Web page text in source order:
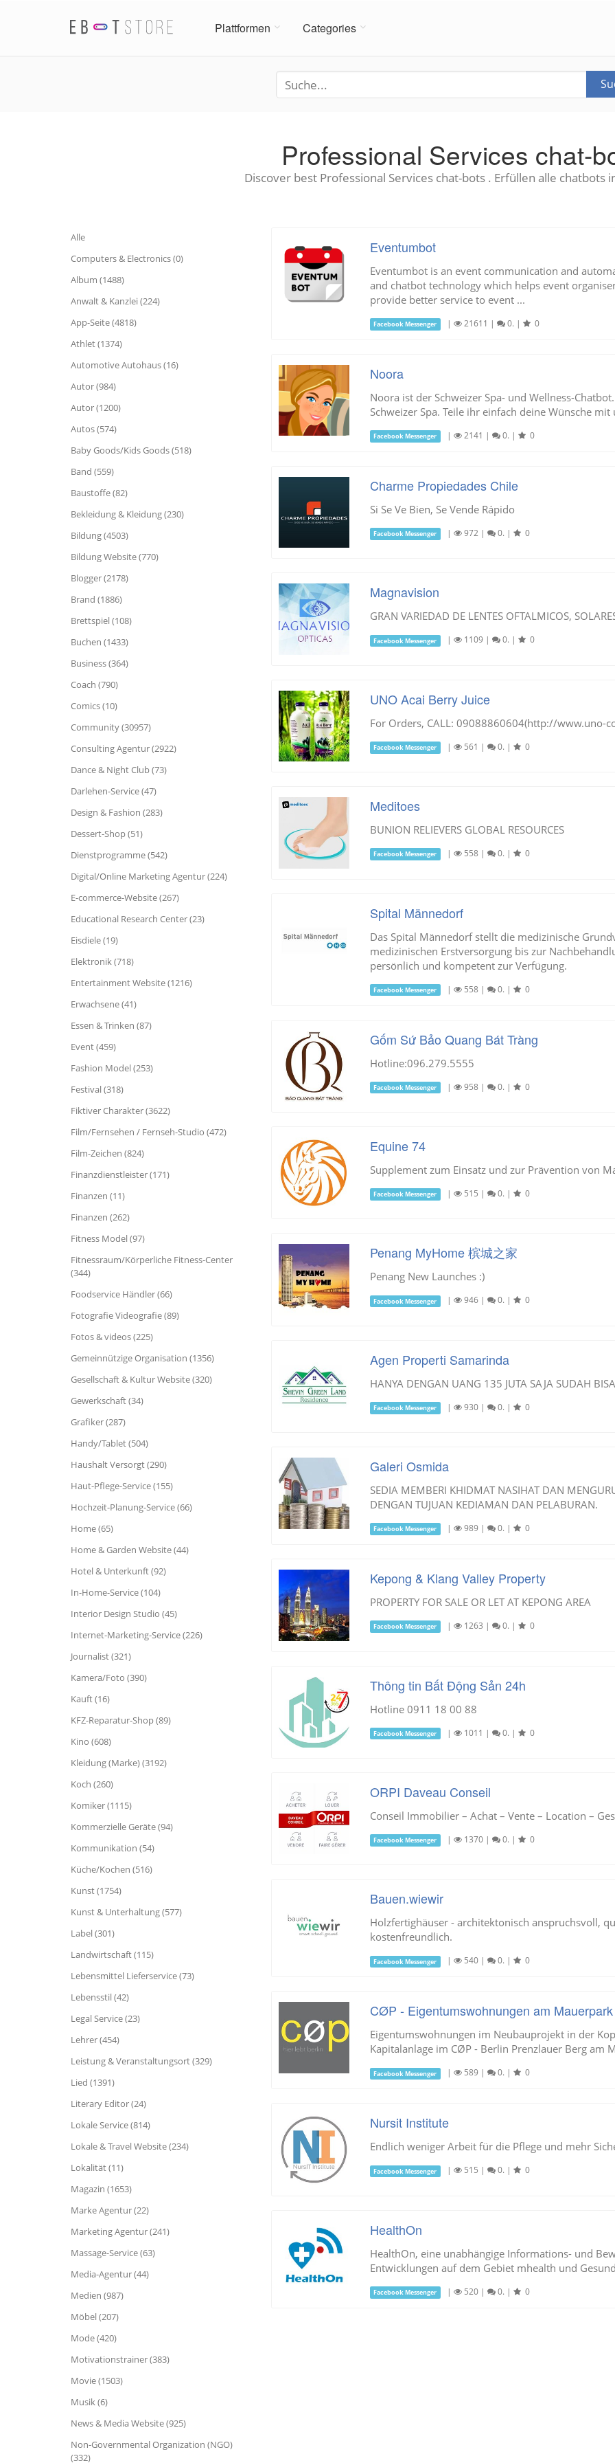
Plattformen Categories
Professional Services chat-
Discover best Professional Services chat-bots . Erfüllen alle chatbots
Alle
Computers & Electronics (0)
Album (1488)
Anwalt & Kanzlei (224)
App-Seite (4818)
Athlet (1374)
Automotive Autohaus (16)
Autor (984)
Autor (1200)
Autos (574)
Baby Goods/Kids Goods (518)
Band (559)
Baustoffe (82)
Bekleidung & Kleidung (230)
Bildung (4503)
Bildung Website (770)
Blogger (2178)
Brand (1886)
Brettspiel (108)
Buchen (1433)
Business (364)
Coach (790)
Comics (10)
Community (30957)
Consulting Agentur (2922)
Dance & Night Club (73)
Darlehen-Service (47)
Design & Fashion (283)
Dessert-Shop (51)
Dienstprogramme (542)
Digital/Online Marketing Agentur (224)
E-commerce-Website (267)
Educational Research Center (23)
Eisdiele (19)
Elektronik (718)
Entertainment Website (1216)
Erwachsene (41)
Essen & Trinken (87)
Event (459)
Fashion Model (253)
Festival (318)
Fiktiver Charakter (3622)
Film/Fernsehen / Fernseh-Studio (472)
Film-Zeichen (824)
Finanzdienstleister (171)
Finanzen (11)
Finanzen (262)
Fitness Model (97)
Fitnessraum/Körperliche Fitness-Center
(344)
Foodservice Händler (66)
Fotografie Videografie (89)
Fotos & videos (225)
Gemeinnützige Organisation (1356)
Gesellschaft & Kultur Website (320)
Gewerkschaft (34)
Grafiker (287)
Handy/Tablet (504)
Haushalt Versorgt (290)
Haut-Pflege-Service (155)
Hochzeit-Planung-Service (66)
Home (65)
Home & Garden Website (44)
Hotel & Unterkunft (92)
In-Home-Service (104)
Interior Design Studio (45)
Internet-Marketing-Service (226)
Journalist (321)
Kamera/Foto (390)
Kauft (16)
KFZ-Reparatur-Shop (89)
Kino (608)
Kleidung (Marke) (3192)
Koch (260)
Komiker (1115)
Kommerzielle Geräte (94)
Kommunikation (54)
Küche/Kochen (516)
Kunst (1754)
Kunst & Unterhaltung (577)
Label (301)
Landwirtschaft (115)
Lebensmittel Lieferservice (73)
Lebensstil (42)
Legal Service (23)
Lehrer (454)
Leistung & Veranstaltungsort (329)
Lied (1391)
Literary Editor (24)
Lokale Service (814)
Lokale & Travel Website (234)
Lokalität (11)
Magazin (1653)
Marke Agentur (22)
Marketing Agentur (241)
Massage-Service (63)
Media-Agentur (44)
Medien (987)
Möbel (207)
Mode (420)
Motivationstrainer (383)
Movie (1503)
Musik (6)
News & Media Website (925)
Non-Governmental Organization (NGO)
(332)
Eventumbot
Eventumbot is an event communication and
and chatbot technology which helps event
provide better service to event ...
Facebook Messenger | 21611 | 0. | 0
Noora
Noora ist der Schweizer Spa- und Wellness-
Schweizer Spa. Teile ihr einfach deine Wünsche
Facebook Messenger | 2141 | 0. | 0
Charme Propiedades Chile
Si Se Ve Bien, Se Vende Rápido
Facebook Messenger | 972| 0. | 0
Magnavision
GRAN VARIEDAD DE LENTES OFTALMICOS,
Facebook Messenger | 1109| 0. | 0
UNO Acai Berry Juice
For Orders, CALL: 09088860604(http://www.uno-
Facebook Messenger | 561 | 0. | 0
Meditoes
BUNION RELIEVERS GLOBAL RESOURCES
Facebook Messenger | 558| 0. | 0
Spital Männedorf
Das Spital Männedorf stellt die medizinische
medizinischen Erstversorgung bis zur
persönlich und kompetent zur Verfügung.
Facebook Messenger | 558| 0. | 0
Gốm Sứ Bảo Quang Bát Tràng
Hotline:096.279.5555
Facebook Messenger | 958| 0. | 0
Equine 74
Supplement zum Einsatz und zur Prävention von
Facebook Messenger | 515 | 0. | 0
Penang MyHome 槟城之家
Penang New Launches :)
Facebook Messenger | 946| 0. | 0
Agen Properti Samarinda
HANYA DENGAN UANG 135 JUTA SAJA SUDAH
Facebook Messenger | 930| 0. | 0
Galeri Osmida
SEDIA MEMBERI KHIDMAT NASIHAT DAN
DENGAN TUJUAN KEDIAMAN DAN PELABURAN.
Facebook Messenger | 989| 0. | 0
Kepong & Klang Valley Property
PROPERTY FOR SALE OR LET AT KEPONG AREA
Facebook Messenger | 1263 | 0. | 0
Thông tin Bất Động Sản 24h
Hotline 0911 18 00 88
Facebook Messenger | 1011 | 0. | 0
ORPI Daveau Conseil
Conseil Immobilier – Achat – Vente – Location –
Facebook Messenger | 1370| 0. | 0
Bauen.wiewir
Holzfertighäuser - architektonisch anspruchsvoll,
kostenfreundlich.
Facebook Messenger | 540| 0. | 0
CØP - Eigentumswohnungen am
Eigentumswohnungen im Neubauprojekt in der
Kapitalanlage im CØP - Berlin Prenzlauer Berg am
Facebook Messenger | 589| 0. | 0
Nursit Institute
Endlich weniger Arbeit für die Pflege und mehr
Facebook Messenger | 515 | 0. | 0
HealthOn
HealthOn, eine unabhängige Informations- und
Entwicklungen auf dem Gebiet mhealth und
Facebook Messenger | 520| 0. | 0